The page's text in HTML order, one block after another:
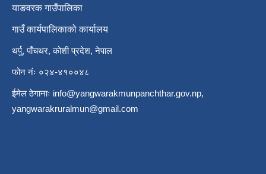
याङवरक गाउँपालिका
गाउँ कार्यपालिकाको कार्यालय
थर्पु, पाँचथर, कोशी प्रदेश, नेपाल
फोन नंः ०२४-४१००४८
ईमेल ठेगानाः info@yangwarakmunpanchthar.gov.np,
yangwarakruralmun@gmail.com